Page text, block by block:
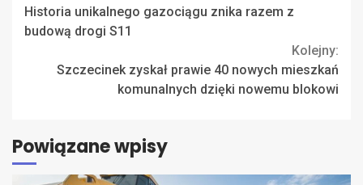
Reading
Historia unikalnego gazociągu znika razem z
budową drogi S11
Kolejny:
Szczecinek zyskał prawie 40 nowych mieszkań
komunalnych dzięki nowemu blokowi
Powiązane wpisy